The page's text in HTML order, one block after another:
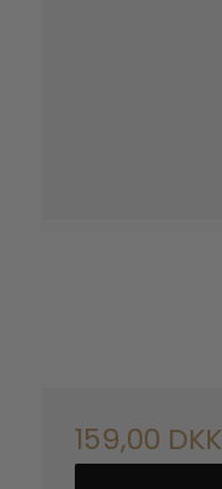
159,00 DKK